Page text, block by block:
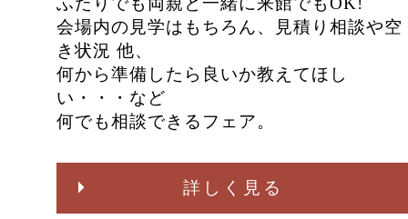
会場内の見学はもちろん、見積り相談や空
き状況 他、
何から準備したら良いか教えてほし
い・・・など
何でも相談できるフェア。
詳しく見る